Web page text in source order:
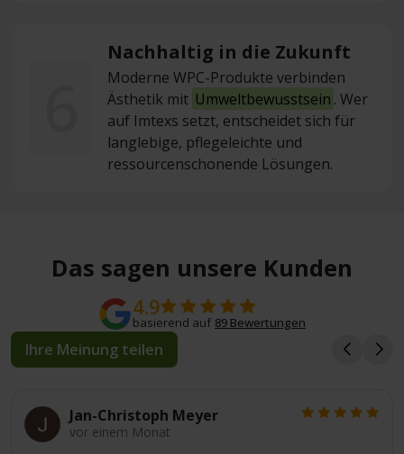
Nachhaltig in die Zukunft
Moderne WPC-Produkte verbinden
Ästhetik mit Umweltbewusstsein . Wer
auf Imtexs setzt, entscheidet sich für
langlebige, pflegeleichte und
ressourcenschonende Lösungen.
Das sagen unsere Kunden
4.9
basierend auf 89 Bewertungen
Ihre Meinung teilen
Jan-Christoph Meyer
vor einem Monat